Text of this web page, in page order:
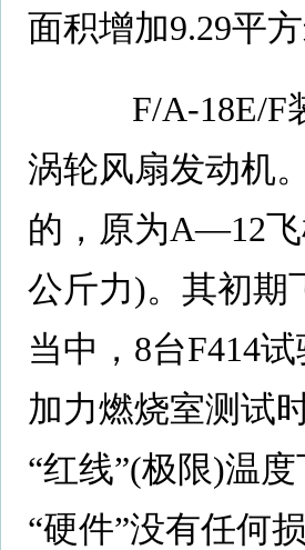
面积增加9.29平
F/A-18E/F装
涡轮风扇发动机
的，原为A—12飞
公斤力)。其初期
当中，8台F414
加力燃烧室测试
“红线”(极限)温
“硬件”没有任何